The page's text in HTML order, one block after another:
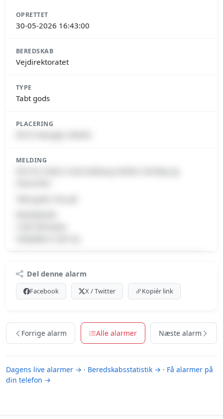
OPRETTET
30-05-2026 16:43:00
BEREDSKAB
Vejdirektoratet
TYPE
Tabt gods
PLACERING
MELDING
Log ind med Premium for at se meldingen og kortet.
Del denne alarm
Facebook X / Twitter Kopiér link
Forrige alarm Alle alarmer Næste alarm
Dagens live alarmer → · Beredskabsstatistik → · Få alarmer på
din telefon →